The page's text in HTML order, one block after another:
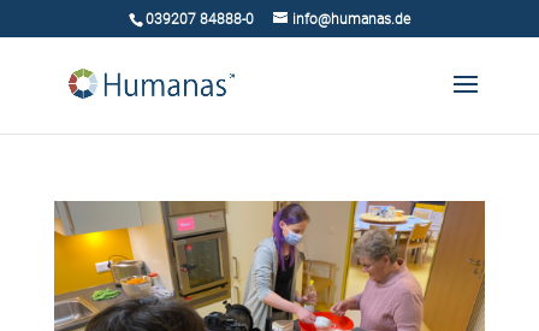
039207 84888-0 info@humanas.de